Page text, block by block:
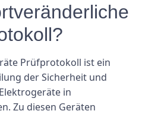
Prüfprotokoll ist ein
der Sicherheit und
in
Zu diesen Geräten